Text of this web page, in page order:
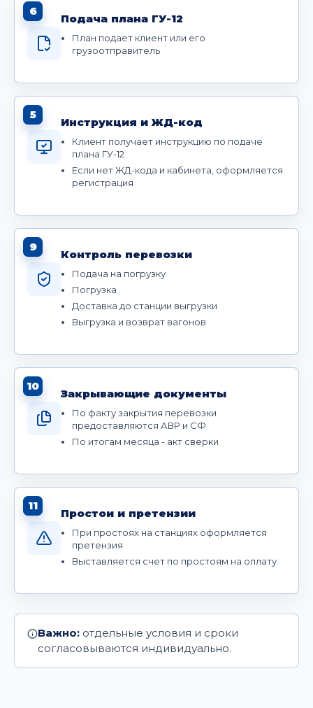
6
Подача плана ГУ-12
План подает клиент или его
грузоотправитель
5
Инструкция и ЖД-код
Клиент получает инструкцию по подаче
плана ГУ-12
Если нет ЖД-кода и кабинета, оформляется
регистрация
9
Контроль перевозки
Подача на погрузку
Погрузка
Доставка до станции выгрузки
Выгрузка и возврат вагонов
10
Закрывающие документы
По факту закрытия перевозки
предоставляются АВР и СФ
По итогам месяца - акт сверки
11
Простои и претензии
При простоях на станциях оформляется
претензия
Выставляется счет по простоям на оплату
Важно: отдельные условия и сроки
согласовываются индивидуально.